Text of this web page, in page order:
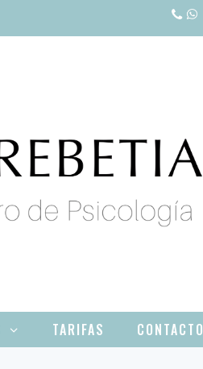
TARIFAS CONTACTO